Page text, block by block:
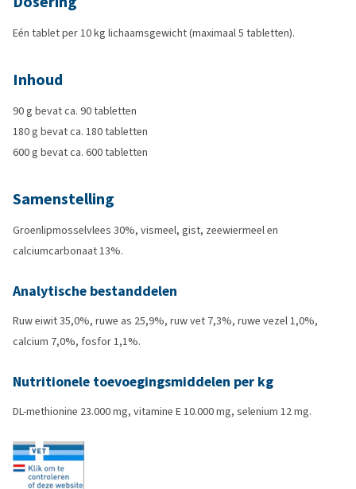
Eén tablet per 10 kg lichaamsgewicht (maximaal 5 tabletten).
Inhoud
90 g bevat ca. 90 tabletten
180 g bevat ca. 180 tabletten
600 g bevat ca. 600 tabletten
Samenstelling
Groenlipmosselvlees 30%, vismeel, gist, zeewiermeel en
calciumcarbonaat 13%.
Analytische bestanddelen
Ruw eiwit 35,0%, ruwe as 25,9%, ruw vet 7,3%, ruwe vezel 1,0%,
calcium 7,0%, fosfor 1,1%.
Nutritionele toevoegingsmiddelen per kg
DL-methionine 23.000 mg, vitamine E 10.000 mg, selenium 12 mg.